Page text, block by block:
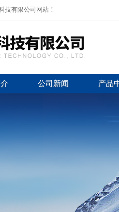
技有限公司网站！
公司新闻 产品